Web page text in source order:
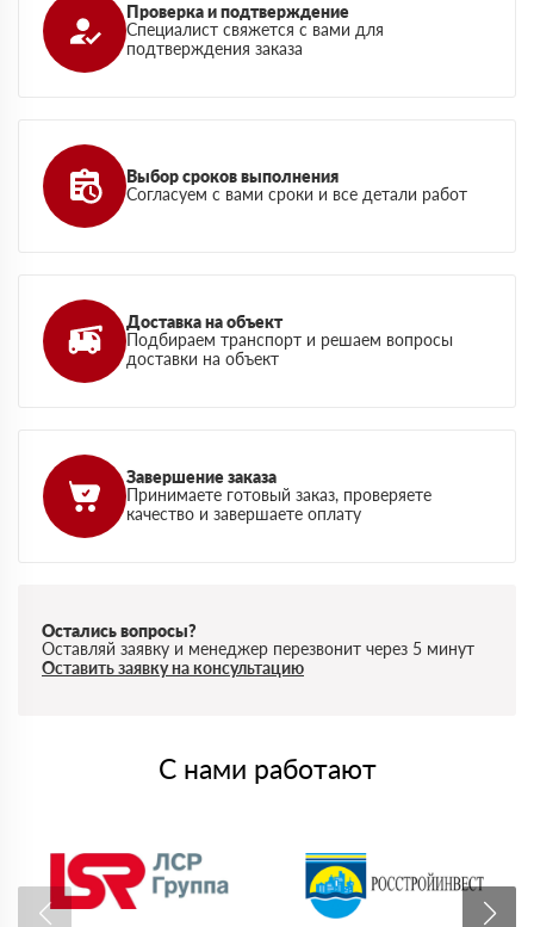
Проверка и подтверждение
Специалист свяжется с вами для
подтверждения заказа
Выбор сроков выполнения
Согласуем с вами сроки и все детали работ
Доставка на объект
Подбираем транспорт и решаем вопросы
доставки на объект
Завершение заказа
Принимаете готовый заказ, проверяете
качество и завершаете оплату
Остались вопросы?
Оставляй заявку и менеджер перезвонит через 5 минут
Оставить заявку на консультацию
С нами работают